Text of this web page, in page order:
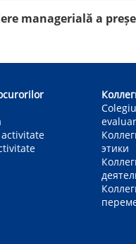
managerială a
этики